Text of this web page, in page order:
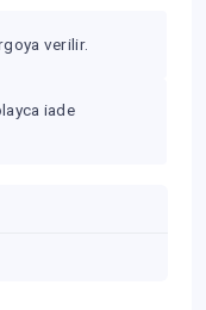
verilir.
iade